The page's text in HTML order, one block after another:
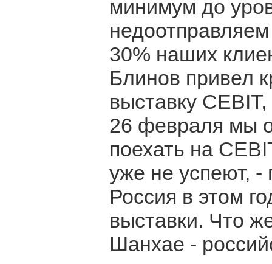
минимум до
30% наших
Блинов привел
выставку
26 февраля мы
поехать на
уже не успеют,
Россия в этом
выставки. Что
Шанхае -